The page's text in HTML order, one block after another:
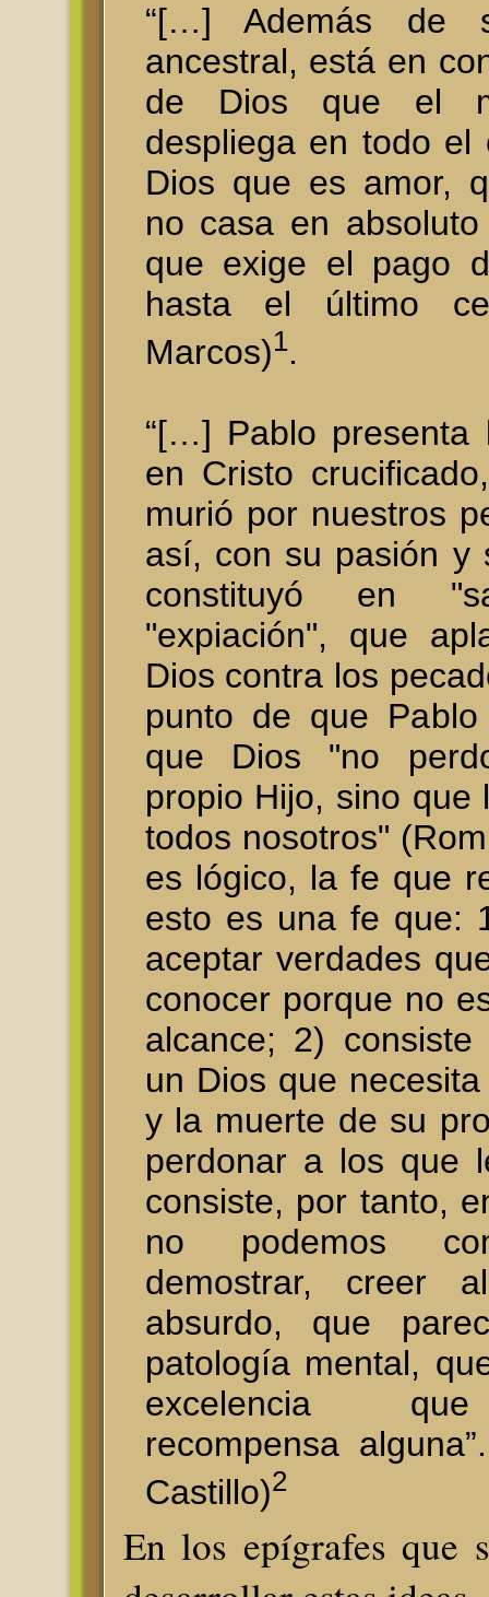
“[…] Además de
ancestral, está en
de Dios que el
despliega en todo el
Dios que es amor,
no casa en
que exige el pago
hasta el último
Marcos)1.
“[…] Pablo presenta
en Cristo
murió por nuestros
así, con su pasión y
constituyó en
"expiación", que
Dios contra los
punto de que
que Dios "no
propio Hijo, sino que
todos nosotros"
es lógico, la fe que
esto es una fe que:
aceptar verdades
conocer porque no
alcance; 2)
un Dios que
y la muerte de su
perdonar a los que
consiste, por tanto,
no podemos
demostrar, creer
absurdo, que
patología mental,
excelencia
recompensa
Castillo)2
En los epígrafes que